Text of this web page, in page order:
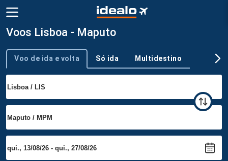
Voos Lisboa - Maputo
Tipo de viagem
Voo de ida e volta Só ida Multidestino